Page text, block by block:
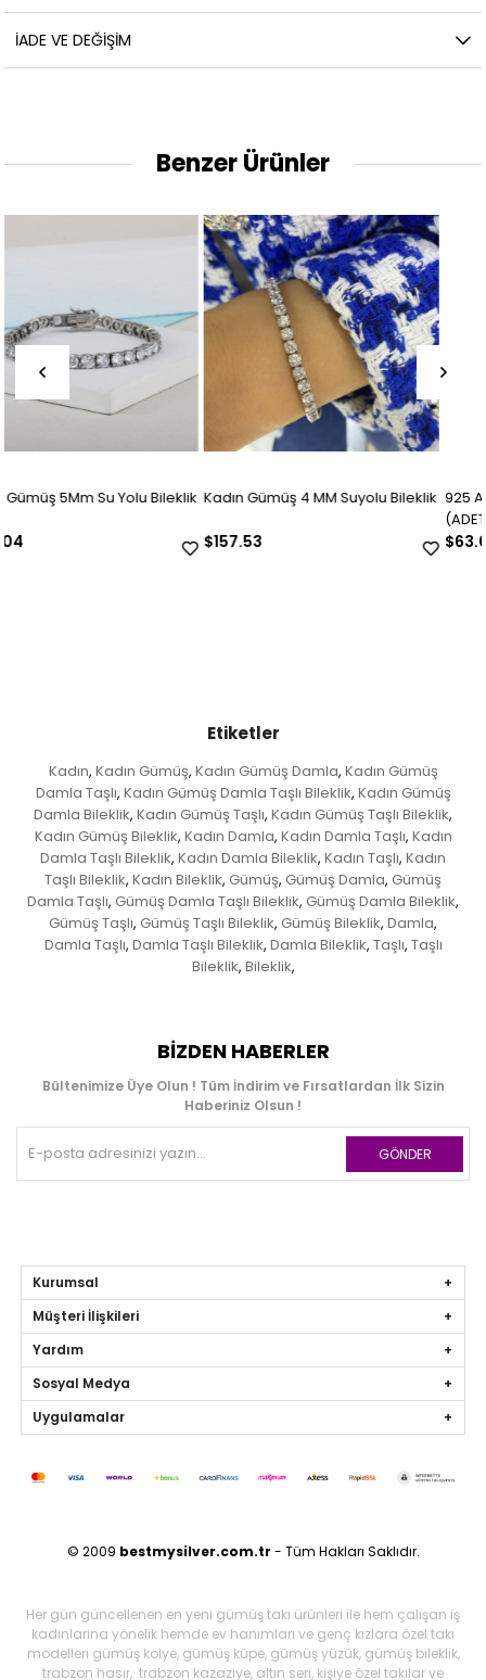
İADE VE DEĞIŞIM
Benzer Ürünler
Kadın Gümüş 4 MM Suyolu Bileklik
$157.53
925 Ayar Gümüş Ajda Bilezik
$63.01
Etiketler
Kadın, Kadın Gümüş, Kadın Gümüş Damla, Kadın Gümüş
Damla Taşlı, Kadın Gümüş Damla Taşlı Bileklik, Kadın Gümüş
Damla Bileklik, Kadın Gümüş Taşlı, Kadın Gümüş Taşlı Bileklik,
Kadın Gümüş Bileklik, Kadın Damla, Kadın Damla Taşlı, Kadın
Damla Taşlı Bileklik, Kadın Damla Bileklik, Kadın Taşlı, Kadın
Taşlı Bileklik, Kadın Bileklik, Gümüş, Gümüş Damla, Gümüş
Damla Taşlı, Gümüş Damla Taşlı Bileklik, Gümüş Damla Bileklik,
Gümüş Taşlı, Gümüş Taşlı Bileklik, Gümüş Bileklik, Damla,
Damla Taşlı, Damla Taşlı Bileklik, Damla Bileklik, Taşlı, Taşlı
Bileklik, Bileklik,
BIZDEN HABERLER
Bültenimize Üye Olun ! Tüm İndirim ve Fırsatlardan İlk Sizin
Haberiniz Olsun !
GÖNDER
Kurumsal
Müşteri İlişkileri
Yardım
Sosyal Medya
Uygulamalar
© 2009 bestmysilver.com.tr - Tüm Hakları Saklıdır.
Her gün güncellenen en yeni gümüş takı ürünleri ile hem çalışan iş
kadınlarına yönelik hemde ev hanımları ve genç kızlara özel takı
modelleri gümüş kolye, gümüş küpe, gümüş yüzük, gümüş bileklik,
trabzon hasır, trabzon kazaziye, altın seri, kişiye özel takılar ve